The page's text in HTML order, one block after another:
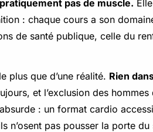
pas de muscle.
: chaque cours a son
de santé publique, celle du
plus que d’une réalité. Rien
et l’exclusion des
: un format cardio
n’osent pas pousser la porte du